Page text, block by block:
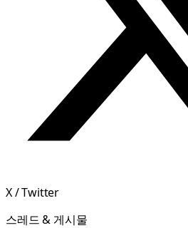
X / Twitter
스레드 & 게시물